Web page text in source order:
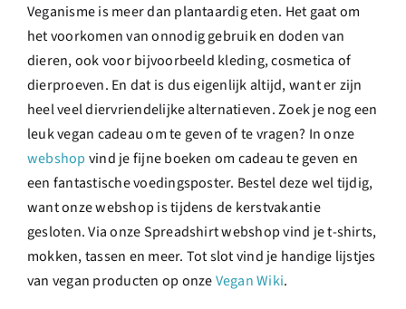
Veganisme is meer dan plantaardig eten. Het gaat om
het voorkomen van onnodig gebruik en doden van
dieren, ook voor bijvoorbeeld kleding, cosmetica of
dierproeven. En dat is dus eigenlijk altijd, want er zijn
heel veel diervriendelijke alternatieven. Zoek je nog een
leuk vegan cadeau om te geven of te vragen? In onze
webshop vind je fijne boeken om cadeau te geven en
een fantastische voedingsposter. Bestel deze wel tijdig,
want onze webshop is tijdens de kerstvakantie
gesloten. Via onze Spreadshirt webshop vind je t-shirts,
mokken, tassen en meer. Tot slot vind je handige lijstjes
van vegan producten op onzeVegan Wiki.